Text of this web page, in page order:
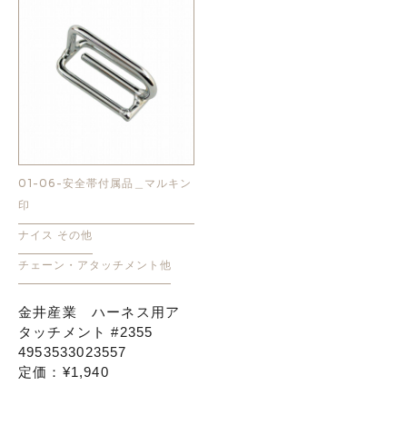
01-06-安全帯付属品＿マルキン
印
ナイス その他
チェーン・アタッチメント他
金井産業 ハーネス用ア
タッチメント #2355
4953533023557
定価：¥1,940